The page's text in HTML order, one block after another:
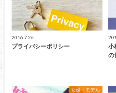
2016.7.26
プライバシーポリシー
小
の
女優・モデル